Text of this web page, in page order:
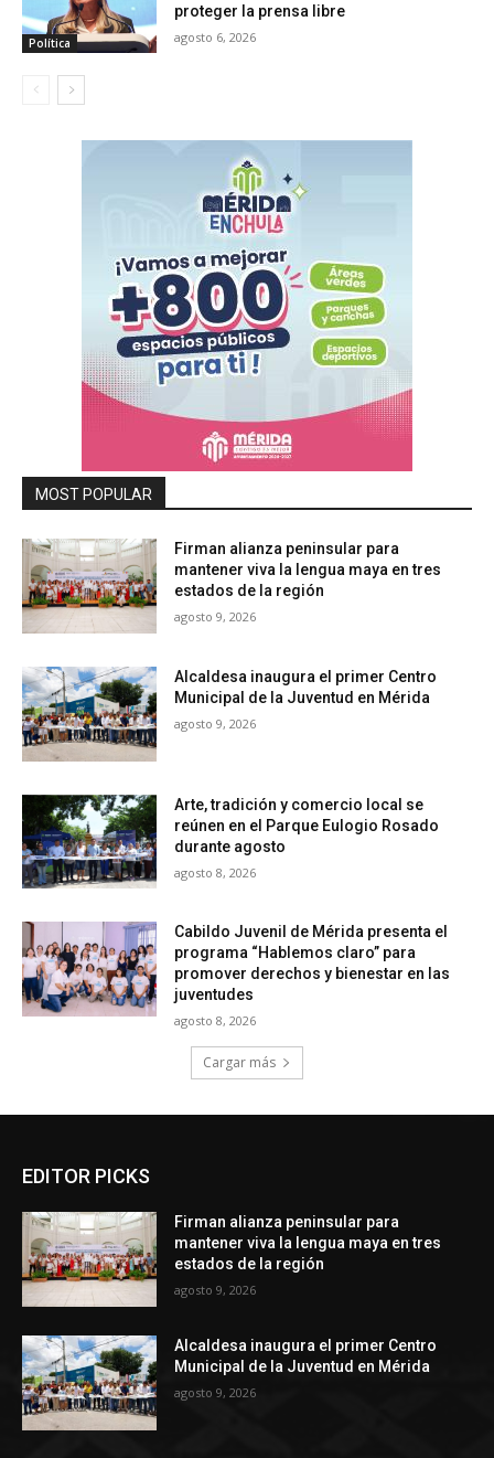
Política
proteger la prensa libre
agosto 6, 2026
MOST POPULAR
Firman alianza peninsular para
mantener viva la lengua maya en tres
estados de la región
agosto 9, 2026
Alcaldesa inaugura el primer Centro
Municipal de la Juventud en Mérida
agosto 9, 2026
Arte, tradición y comercio local se
reúnen en el Parque Eulogio Rosado
durante agosto
agosto 8, 2026
Cabildo Juvenil de Mérida presenta el
programa “Hablemos claro” para
promover derechos y bienestar en las
juventudes
agosto 8, 2026
Cargar más
EDITOR PICKS
Firman alianza peninsular para
mantener viva la lengua maya en tres
estados de la región
agosto 9, 2026
Alcaldesa inaugura el primer Centro
Municipal de la Juventud en Mérida
agosto 9, 2026